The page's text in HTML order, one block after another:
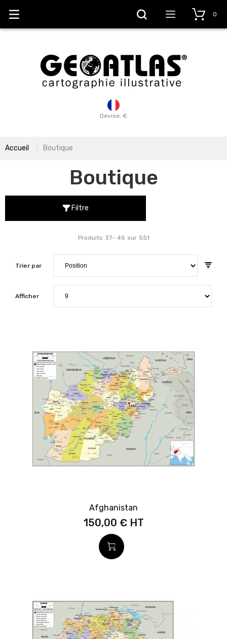
Devise: €
0
Accueil Boutique
Boutique
Filtre
Trier par
Produits 37- 45 sur 551
Afficher
Afghanistan
150,00 €